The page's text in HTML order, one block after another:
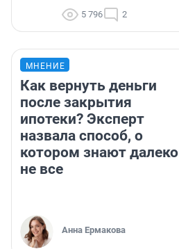
5 796 2
МНЕНИЕ
Как вернуть деньги
после закрытия
ипотеки? Эксперт
назвала способ, о
котором знают далеко
не все
Анна Ермакова